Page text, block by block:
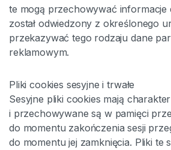
te mogą przechowywać informacje
został odwiedzony z określonego
przekazywać tego rodzaju dane
reklamowym.
Pliki cookies sesyjne i trwałe
Sesyjne pliki cookies mają
i przechowywane są w pamięci
do momentu zakończenia sesji
do momentu jej zamknięcia. Pliki te